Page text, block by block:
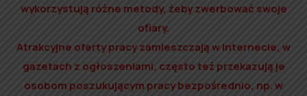
wykorzystują różne metody, żeby zwerbować swoje
ofiary.
Atrakcyjne oferty pracy zamieszczają w internecie, w
gazetach z ogłoszeniami, często też przekazują je
osobom poszukującym pracy bezpośrednio, np. w